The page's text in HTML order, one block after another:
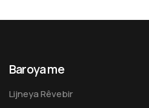
Baroya me
Lijneya Rêvebir